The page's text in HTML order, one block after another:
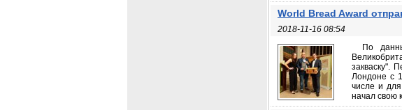
World Bread Award
2018-11-16 08:54
По
закваску".
Лондоне с
числе и
начал свою